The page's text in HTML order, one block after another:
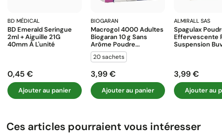
BD MÉDICAL
BD Emerald Seringue
2ml + Aiguille 21G
40mm À L'unité
Prix
0,45 €
Ajouter au panier
BIOGARAN
Macrogol 4000 Adultes
Biogaran 10 G Sans
Arôme Poudre...
20 sachets
Prix
3,99 €
Ajouter au panier
ALMIRALL SAS
Spagulax
Effervescente
Suspension
Prix
3,99 €
Ajouter au
Ces articles pourraient vous intéresser